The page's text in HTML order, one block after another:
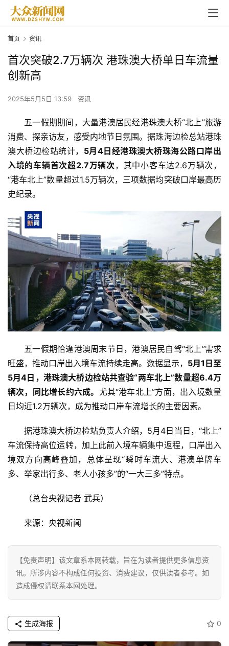
首
页
讯
商
技
财
经
首页 资讯
首次突破2.7万辆次 港珠澳大桥单日车流量
创新高
2025年5月5日 13:59 资讯
五一假期期间，大量港澳居民经港珠澳大桥“北上”旅游
消费、探亲访友，感受内地节日氛围。据珠海边检总站港珠
澳大桥边检站统计， 5月4日经港珠澳大桥珠海公路口岸出
入境的车辆首次超2.7万辆次 ，其中小客车达2.6万辆次，
“港车北上”数量超过1.5万辆次，三项数据均突破口岸最高历
史纪录。
五一假期恰逢港澳周末节日，港澳居民自驾“北上”需求
旺盛，推动口岸出入境车流持续走高。数据显示， 5月1日至
5月4日，港珠澳大桥边检站共查验“两车北上”数量超6.4万
辆次，同比增长约六成。 尤其“港车北上”方面，出入境数量
日均近1.2万辆次，成为推动口岸车流增长的主要因素。
据港珠澳大桥边检站负责人介绍，5月4日当日，“北上”
车流保持高位运转，加上此前入境车辆集中返程，口岸出入
境双方向高峰叠加，总体呈现“瞬时车流大、港澳单牌车
多、举家出行多、老人小孩多”的“一大三多”特点。
（总台央视记者 武兵）
来源：央视新闻
【免责声明】该文章系本网转载，旨在为读者提供更多信息资
讯。所涉内容不构成任何投资、消费建议，仅供读者参考。如
造成侵权请联系本网处理。
0
生成海报